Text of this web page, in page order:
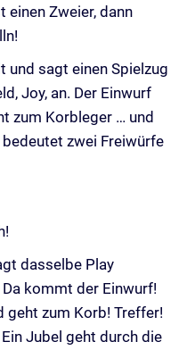
Zweier, dann
und sagt einen Spielzug
Joy, an. Der Einwurf
zum Korbleger … und
zwei Freiwürfe
dasselbe Play
kommt der Einwurf!
geht zum Korb! Treffer!
Jubel geht durch die